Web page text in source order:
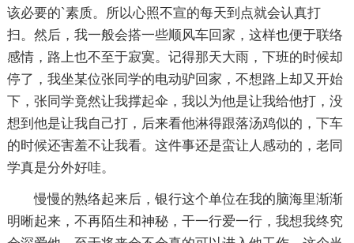
该必要的`素质。所以心照不宣的每天到点就会认真打
扫。然后，我一般会搭一些顺风车回家，这样也便于联络
感情，路上也不至于寂寞。记得那天大雨，下班的时候却
停了，我坐某位张同学的电动驴回家，不想路上却又开始
下，张同学竟然让我撑起伞，我以为他是让我给他打，没
想到他是让我自己打，后来看他淋得跟落汤鸡似的，下车
的时候还害羞不让我看。这件事还是蛮让人感动的，老同
学真是分外好哇。
慢慢的熟络起来后，银行这个单位在我的脑海里渐渐
明晰起来，不再陌生和神秘，干一行爱一行，我想我终究